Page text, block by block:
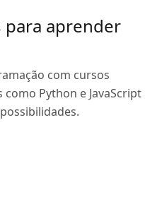
para aprender
com cursos
Python e JavaScript